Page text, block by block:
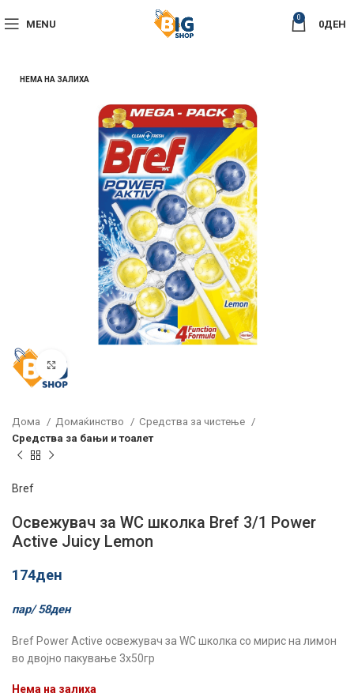
MENU
0
0ДЕН
НЕМА НА ЗАЛИХА
Click to enlarge
Дома Домаќинство
Средства за чистење
Средства за бањи и тоалет
Bref
Освежувач за WC школка Bref 3/1 Power
Active Juicy Lemon
174ден
пар/ 58ден
Bref Power Active освежувач за WC школка со мирис на лимон
во двојно пакување 3х50гр
Нема на залиха